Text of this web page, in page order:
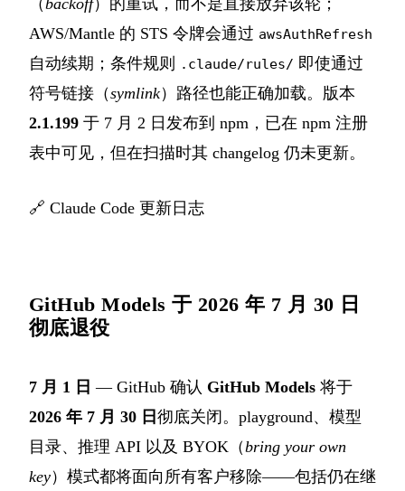
（ backoff）的重试，而不是直接放弃该轮；
AWS/Mantle 的 STS 令牌会通过 awsAuthRefresh
自动续期；条件规则 .claude/rules/ 即使通过
符号链接（symlink）路径也能正确加载。版本
2.1.199 于 7 月 2 日发布到 npm，已在 npm 注册
表中可见，但在扫描时其 changelog 仍未更新。
🔗 Claude Code 更新日志
GitHub Models 于 2026 年 7 月 30 日
彻底退役
7 月 1 日 — GitHub 确认 GitHub Models 将于
2026 年 7 月 30 日 彻底关闭。playground、模型
目录、推理 API 以及 BYOK（bring your own
key）模式都将面向所有客户移除——包括仍在继